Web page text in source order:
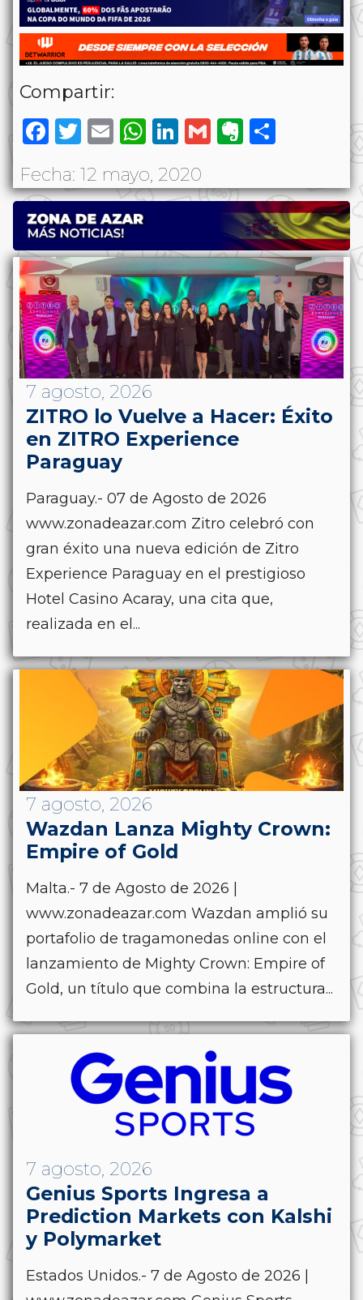
Compartir:
Facebook
Twitter
EmailWhatsApp
LinkedIn
GmailEvernote
Fecha: 12 mayo, 2020
7 agosto, 2026
ZITRO lo Vuelve a Hacer: Éxito
en ZITRO Experience
Paraguay
Paraguay.- 07 de Agosto de 2026
www.zonadeazar.com Zitro celebró con
gran éxito una nueva edición de Zitro
Experience Paraguay en el prestigioso
Hotel Casino Acaray, una cita que,
realizada en el...
7 agosto, 2026
Wazdan Lanza Mighty Crown:
Empire of Gold
Malta.- 7 de Agosto de 2026 |
www.zonadeazar.com Wazdan amplió su
portafolio de tragamonedas online con el
lanzamiento de Mighty Crown: Empire of
Gold, un título que combina la estructura...
7 agosto, 2026
Genius Sports Ingresa a
Prediction Markets con Kalshi
y Polymarket
Estados Unidos.- 7 de Agosto de 2026 |